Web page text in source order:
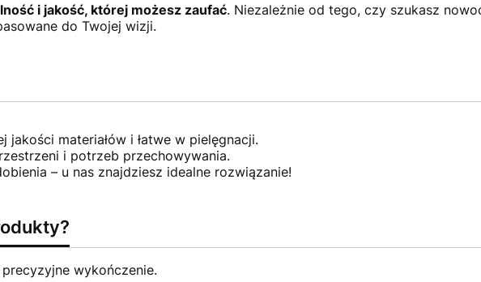
i jakość, której możesz zaufać. Niezależnie od tego, czy szukasz
do Twojej wizji.
materiałów i łatwe w pielęgnacji.
i potrzeb przechowywania.
– u nas znajdziesz idealne rozwiązanie!
wykończenie.